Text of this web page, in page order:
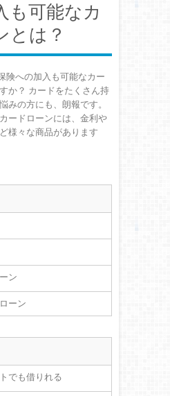
も可能なカ
とは？
険への加入も可能なカー
か？ カードをたくさん持
みの方にも、朗報です。
ードローンには、金利や
様々な商品があります
ン
ーン
でも借りれる